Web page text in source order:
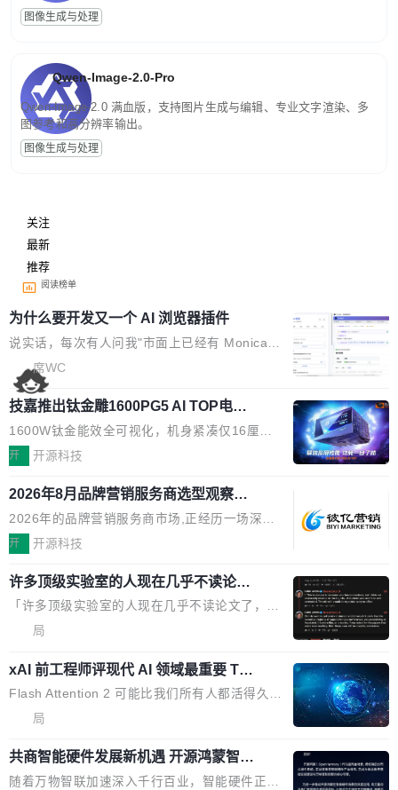
图像生成与处理
Qwen-Image-2.0-Pro
Qwen-Image-2.0 满血版，支持图片生成与编辑、专业文字渲染、多
图参考和高分辨率输出。
图像生成与处理
关注
最新
推荐
阅读榜单
为什么要开发又一个 AI 浏览器插件
说实话，每次有人问我"市面上已经有 Monica、
Sider、Copilot for Chrome 这些 AI 浏览器插件
了，你为什么还要再做一个"，我都觉得这个问题
问得好。 因为我自己也是从用户变成开发者的。
现有产品的天花板 我用过不少 AI 浏览器插件。
刚开始觉得都挺好——选中一段文字，弹出解
要。但用久了你会发现，它们本质上都是同一类
东西：一个带网页上下文的聊天框。 它们能读取
页面的文本，然后把文本丢给大模型，再返回一
段回答。仅此而已。 这当然有用，但总觉得差点
意思。比如我在一个后台管理系统里，需要填50
个表单字段，每个字段还有联动逻辑；比如我
席WC
技嘉推出钛金雕1600PG5 AI TOP电
源：为发烧级主机与本地AI算力打造旗
舰供电方案
1600W钛金能效全可视化，机身紧凑仅16厘米
继2026台北电脑展首度亮相后，技嘉科技近日正
电源专为发烧级DIY主机与本地AI算力平台打
造，整机长度仅16厘米，提供1600W额定功率
与80PLUS钛金能效；支持ATX 3.1与PCIe 5.1
规范，结合服务器级元件、完善供电线材与内置
实时LCD监控屏，可充分满足当下高阶PC主机
的严苛使用需求。 澎湃功率，紧凑机身 钛金雕1
600PG5 AI TOP具备强悍输出功率，同时实现
功率段机身尺寸十分紧凑的1600W电源产品。小
巧机身有效提升市面主流标准A...
开 开源科技
2026年8月品牌营销服务商选型观察：
从流量思维到品牌资产思维的范式转移
2026年的品牌营销服务商市场,正经历一场深刻
的价值重构。全球全案品牌代理机构市场从2025
复合增长率达5.44%,预计2032年将突破120亿美
元。数字广告与公共关系相关服务市场更是从20
25年的8463亿美元扩张至2026年的8763亿美
业化营销服务的需求从未如此迫切。 但市场扩容
的同时,服务商的竞争逻辑正在改变。2026年Top
Agency年度合辑的观察指出,“产品”这个离消费
高了。全域营销服务商的竞争正在从规模转向深
度,案例厚度、全域覆盖、多线协同...
开 开源科技
许多顶级实验室的人现在几乎不读论文
了
「许多顶级实验室的人现在几乎不读论文了，而
且他们认为 ICLR/ICML/NeurIPS 充斥着大量过
n 这条推文引发了广泛讨论。他不是在说风凉
话，他是说出了一个圈内人尽皆知但很少公开捅
破的事实。 Jordan 随后补充了一句软化声明：
或造假。问题是，作为读者，如果你筛选出那些
看起来最令人兴奋的论文，那它们大部分都是过
局
xAI 前工程师评现代 AI 领域最重要 Top
3 开源项目
Flash Attention 2 可能比我们所有人都活得久。
这句话不是来自某个技术博客，而是出自 Hieu
的早期工程师之一，在 Grok 训练基础设施团队
工作过。近日他在 X 上发了一条帖子，列出了他
局
共商智能硬件发展新机遇 开源鸿蒙智能
硬件开发者日杭州站即将举行
随着万物智联加速深入千行百业，智能硬件正从